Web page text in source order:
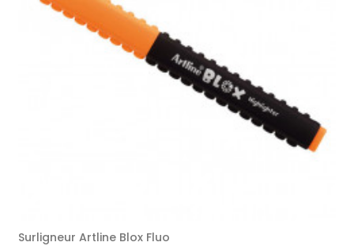
Surligneur Artline Blox Fluo